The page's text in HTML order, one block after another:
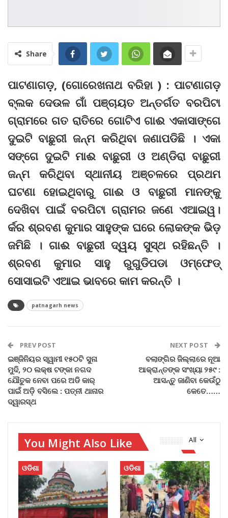
Share
ପାଟଣାଗଡ଼, (ଗୋରେଖନାଥ ବରିହା ) : ପାଟଣାଗଡ଼
ବ୍ଲକ ଦେଉଳ ଗାଁ ପଞ୍ଚାୟତ ଅନ୍ତର୍ଗତ ବରପିଟା
ଗ୍ରାମରେ ଗତ ରାତିରେ ଗୋଟିଏ ଗାଈ ଏକାସାଙ୍ଗେ
ଦୁଇଟି ବାଛୁରୀ ଜନ୍ମ କରିଥିବା ଜଣାପଡିଛି । ଏକା
ସଙ୍ଗେ ଦୁଇଟି ମାଈ ବାଛୁରୀ ଓ ଅଣ୍ଡିରା ବାଛୁରୀ
ଜନ୍ମ କରିଥିବା ସ୍ଥାନୀୟ ଅଞ୍ଚଳରେ ପ୍ରଥମ
ଘଟଣା ହୋଇଥିବାରୁ ଗାଈ ଓ ବାଛୁରୀ ମାନଙ୍କୁ
ଦେଖିବା ପାଇଁ ବରପିଟା ଗ୍ରାମର ଜଣେ ଏଆଇୱ।
ର୍କର ଶ୍ରବଣ କୁମାର ସାହୁଙ୍କ ଘରେ ଲୋକଙ୍କ ଭିଡ଼
ଜମିଛି । ଗାଈ ବାଛୁରୀ ଦ୍ୱୟ ସୁସ୍ଥ ରହିଛନ୍ତି ।
ଶ୍ରବଣ କୁମାର ସାହୁ ରୁଗୁଡିପଡା ଓମ୍‌ଫେଡ୍‌
ସୋସାଇଟି ଏଆଇ ଭାବରେ କାମ କରନ୍ତି ।
patnagarh news
PREV POST
ଇଞ୍ଜିନିୟର ସ୍ୱାମୀ ୧୫୦ଟି ସୁନା
ମୁଦି, ୨୦ ଲକ୍ଷ ଟଙ୍କା ନଗଦ
ଯୌତୁକ ନେବା ପରେ ଅଡି କାର୍‌
ପାଇଁ ଅଡ଼ି ବସିଲେ : ପତ୍ନୀ ଥାନାର
ଦ୍ୱାରସ୍ଥ
NEXT POST
ବଲାଙ୍ଗିର ଜିଲ୍ଲାରେ ନୂଆ
ଆକ୍ରାନ୍ତଙ୍କ ସଂଖ୍ୟା ୨୫୯ :
ଆସନ୍ତୁ ଜାଣିବା କେଉଁଠୁ
କେତେ……
All
You Might Also Like
ଓଡିଶା ଓଡିଶା